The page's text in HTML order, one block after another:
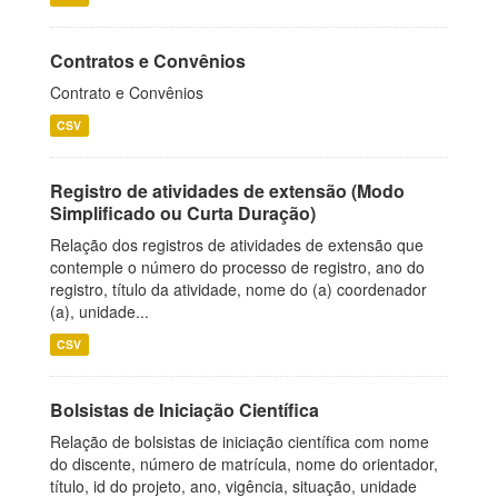
Contratos e Convênios
Contrato e Convênios
CSV
Registro de atividades de extensão (Modo
Simplificado ou Curta Duração)
Relação dos registros de atividades de extensão que
contemple o número do processo de registro, ano do
registro, título da atividade, nome do (a) coordenador
(a), unidade...
CSV
Bolsistas de Iniciação Científica
Relação de bolsistas de iniciação científica com nome
do discente, número de matrícula, nome do orientador,
título, id do projeto, ano, vigência, situação, unidade